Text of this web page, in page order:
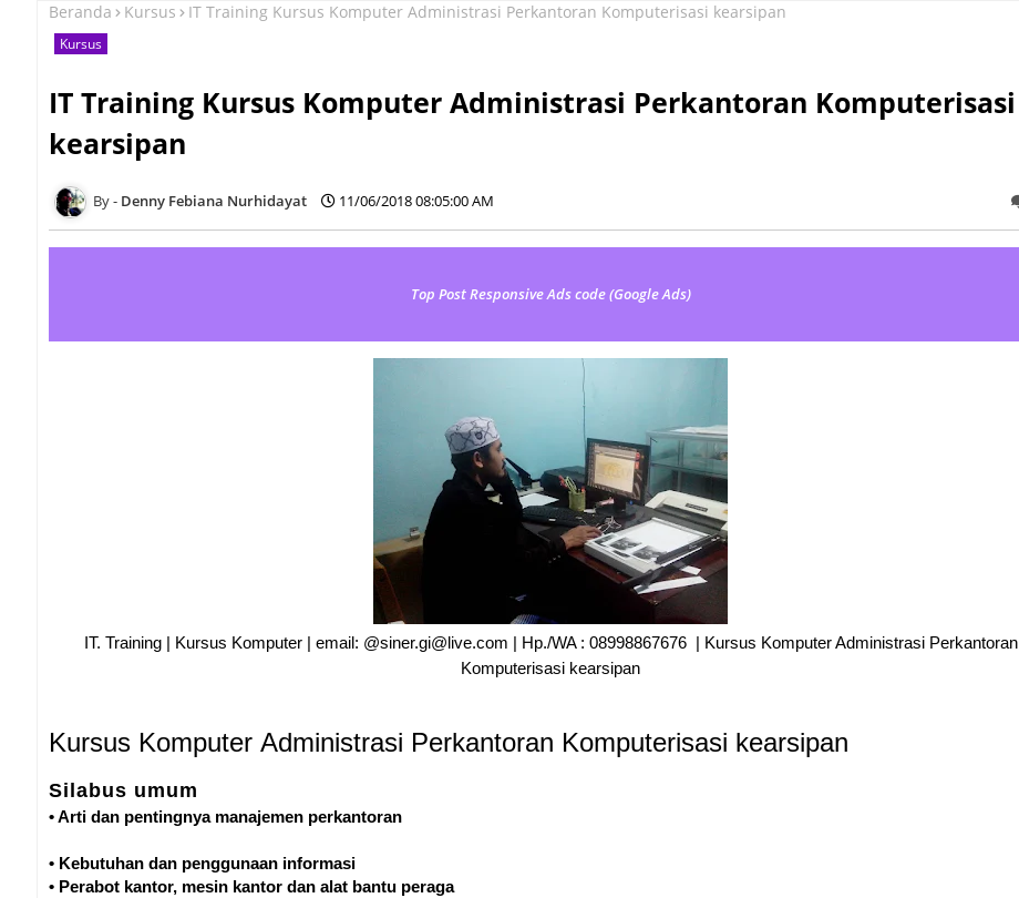
Beranda Kursus IT Training Kursus Komputer Administrasi Perkantoran Komputerisasi kearsipan
Kursus
IT Training Kursus Komputer Administrasi Perkantoran Komputerisasi
kearsipan
Denny Febiana Nurhidayat 11/06/2018 08:05:00 AM
Top Post Responsive Ads code (Google Ads)
IT. Training | Kursus Komputer | email: @siner.gi@live.com | Hp./WA : 08998867676 | Kursus Komputer Administrasi Perkantoran
Komputerisasi kearsipan
Kursus Komputer Administrasi Perkantoran Komputerisasi kearsipan
Silabus umum
• Arti dan pentingnya manajemen perkantoran
• Kebutuhan dan penggunaan informasi
• Perabot kantor, mesin kantor dan alat bantu peraga